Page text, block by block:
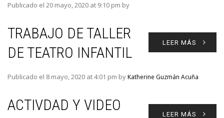
Publicado el 20 mayo, 2020 at 9:10 pm by
LEER MÁS
TRABAJO DE TALLER
DE TEATRO INFANTIL
Publicado el 8 mayo, 2020 at 4:01 pm byKatherine Guzmán Acuña
LEER MÁS
ACTIVDAD Y VIDEO